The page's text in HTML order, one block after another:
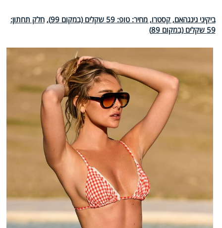
ביקיני גינגהאם, קסטרו, מחיר: טופ: 59 שקלים (במקום 99),
חלק תחתון:
59 שקלים (במקום 89)